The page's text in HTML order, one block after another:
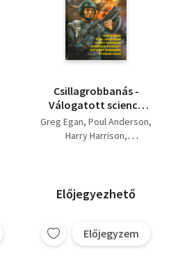
Csillagrobbanás -
Válogatott science
fiction történetek
Greg Egan Poul Anderson
Harry Harrison
Előjegyezhető
Előjegyzem